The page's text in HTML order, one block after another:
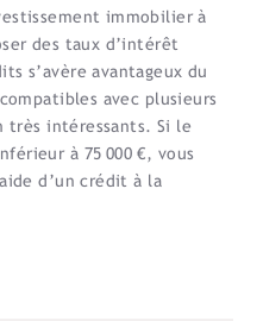
immobilier à
des taux d’intérêt
s’avère avantageux du
avec plusieurs
très intéressants. Si le
à 75 000 €, vous
d’un crédit à la